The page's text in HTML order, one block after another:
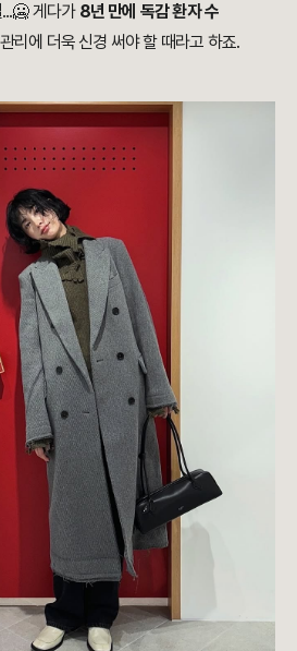
게다가 8년 만에 독감 환자 수
리에 더욱 신경 써야 할 때라고 하죠.